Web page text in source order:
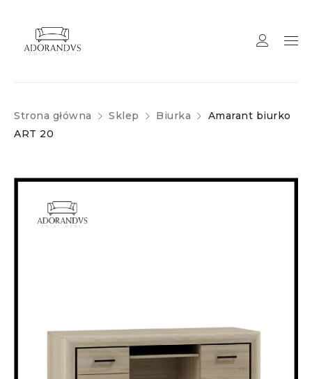
Strona główna Sklep Biurka
Amarant biurko
ART 20